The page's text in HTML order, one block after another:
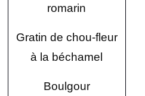
romarin
Gratin de chou-fleur
à la béchamel
Boulgour